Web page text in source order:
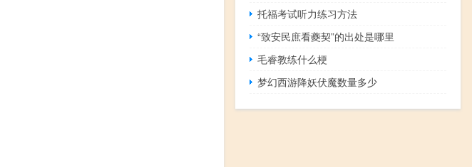
托福考试听力练习方法
“致安民庶看夔契”的出处是哪里
毛睿教练什么梗
梦幻西游降妖伏魔数量多少